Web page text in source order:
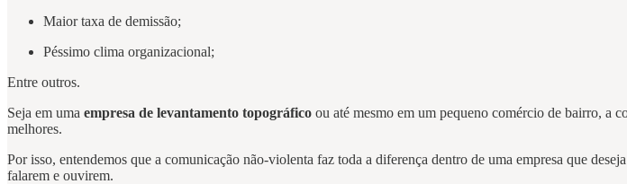
Maior taxa de demissão;
Péssimo clima organizacional;
Entre outros.
Seja em uma empresa de levantamento topográfico ou até mesmo em um pequeno comércio de bairro, a
melhores.
Por isso, entendemos que a comunicação não-violenta faz toda a diferença dentro de uma empresa que
falarem e ouvirem.